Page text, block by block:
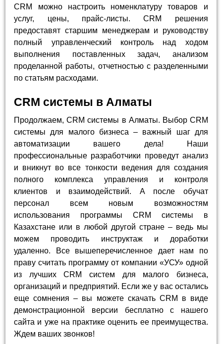
CRM можно настроить номенклатуру товаров и
услуг, цены, прайс-листы. CRM решения
предоставят старшим менеджерам и руководству
полный управленческий контроль над ходом
выполнения поставленных задач, анализом
проделанной работы, отчетностью с разделенными
по статьям расходами.
CRM системы в Алматы
Продолжаем, CRM системы в Алматы. Выбор CRM
системы для малого бизнеса – важный шаг для
автоматизации вашего дела! Наши
профессиональные разработчики проведут анализ
и вникнут во все тонкости ведения для создания
полного комплекса управления и контроля
клиентов и взаимодействий. А после обучат
персонал всем новым возможностям
использования программы CRM системы в
Казахстане или в любой другой стране – ведь мы
можем проводить инструктаж и доработки
удаленно. Все вышеперечисленное дает нам по
праву считать программу от компании «УСУ» одной
из лучших CRM систем для малого бизнеса,
организаций и предприятий. Если же у вас остались
еще сомнения – вы можете скачать CRM в виде
демонстрационной версии бесплатно с нашего
сайта и уже на практике оценить ее преимущества.
Ждем ваших звонков!